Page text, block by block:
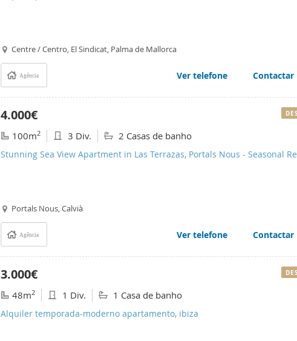
Centre / Centro, El Sindicat, Palma de Mallorca
Agência Ver telefone Contactar
4.000€
100m2 3 Div. 2 Casas de banho
Stunning Sea View Apartment in Las Terrazas, Portals Nous - Seasonal
Portals Nous, Calvià
Agência Ver telefone Contactar
3.000€
48m2 1 Div. 1 Casa de banho
Alquiler temporada-moderno apartamento, ibiza